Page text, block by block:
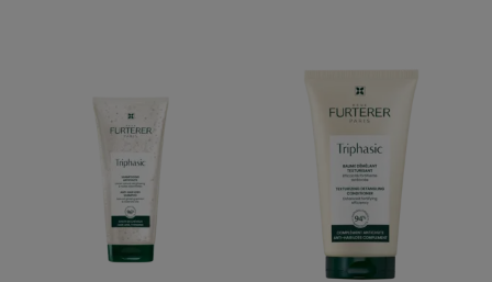
aux
huiles
essentielles
démêlant